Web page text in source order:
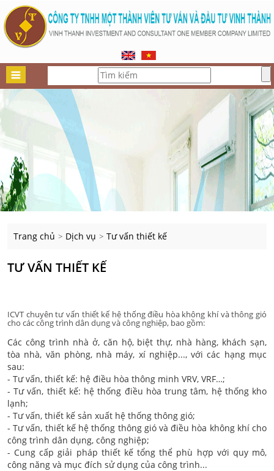
Trang chủ > Dịch vụ > Tư vấn thiết kế
TƯ VẤN THIẾT KẾ
ICVT chuyên tư vấn thiết kế hệ thống điều hòa không khí và thông gió
cho các công trình dân dụng và công nghiệp, bao gồm:
Các công trình nhà ở, căn hộ, biệt thự, nhà hàng, khách sạn,
tòa nhà, văn phòng, nhà máy, xí nghiệp..., với các hạng mục
sau:
- Tư vấn, thiết kế: hệ điều hòa thông minh VRV, VRF…;
- Tư vấn, thiết kế: hệ thống điều hòa trung tâm, hệ thống kho
lạnh;
- Tư vấn, thiết kế sản xuất hệ thống thông gió;
- Tư vấn, thiết kế hệ thống thông gió và điều hòa không khí cho
công trình dân dụng, công nghiệp;
- Cung cấp giải pháp thiết kế tổng thể phù hợp với quy mô,
công năng và mục đích sử dụng của công trình...